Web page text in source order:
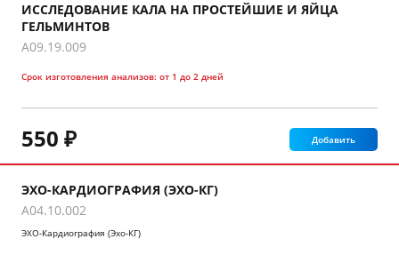
ИССЛЕДОВАНИЕ КАЛА НА ПРОСТЕЙШИЕ И ЯЙЦА
ГЕЛЬМИНТОВ
A09.19.009
Срок изготовления анализов: от 1 до 2 дней
550 ₽ Добавить
ЭХО-КАРДИОГРАФИЯ (ЭХО-КГ)
A04.10.002
ЭХО-Кардиография (Эхо-КГ)